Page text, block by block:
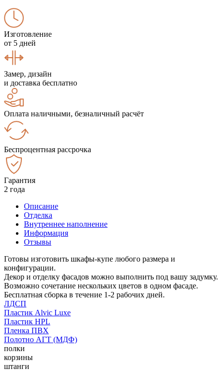
Изготовление
от 5 дней
Замер, дизайн
и доставка бесплатно
Оплата наличными, безналичный расчёт
Беспроцентная рассрочка
Гарантия
2 года
Описание
Отделка
Внутреннее наполнение
Информация
Отзывы
Готовы изготовить шкафы-купе любого размера и
конфигурации.
Декор и отделку фасадов можно выполнить под вашу задумку.
Возможно сочетание нескольких цветов в одном фасаде.
Бесплатная сборка в течение 1-2 рабочих дней.
ЛДСП
Пластик Alvic Luxe
Пластик HPL
Пленка ПВХ
Полотно АГТ (МДФ)
полки
корзины
штанги